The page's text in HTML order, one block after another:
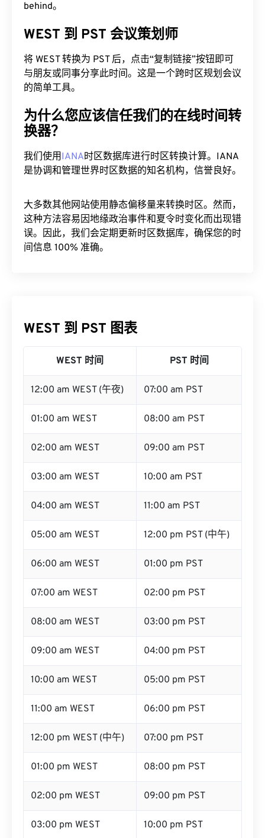
behind。
WEST 到 PST 会议策划师
将 WEST 转换为 PST 后，点击“复制链接”按钮即可
与朋友或同事分享此时间。这是一个跨时区规划会议
的简单工具。
为什么您应该信任我们的在线时间转
换器？
我们使用IANA时区数据库进行时区转换计算。IANA
是协调和管理世界时区数据的知名机构，信誉良好。
大多数其他网站使用静态偏移量来转换时区。然而，
这种方法容易因地缘政治事件和夏令时变化而出现错
误。因此，我们会定期更新时区数据库，确保您的时
间信息 100% 准确。
WEST 到 PST 图表
WEST 时间 PST 时间
12:00 am WEST (午夜) 07:00 am PST
01:00 am WEST 08:00 am PST
02:00 am WEST 09:00 am PST
03:00 am WEST 10:00 am PST
04:00 am WEST 11:00 am PST
05:00 am WEST 12:00 pm PST (中午)
06:00 am WEST 01:00 pm PST
07:00 am WEST 02:00 pm PST
08:00 am WEST 03:00 pm PST
09:00 am WEST 04:00 pm PST
10:00 am WEST 05:00 pm PST
11:00 am WEST 06:00 pm PST
12:00 pm WEST (中午) 07:00 pm PST
01:00 pm WEST 08:00 pm PST
02:00 pm WEST 09:00 pm PST
03:00 pm WEST 10:00 pm PST